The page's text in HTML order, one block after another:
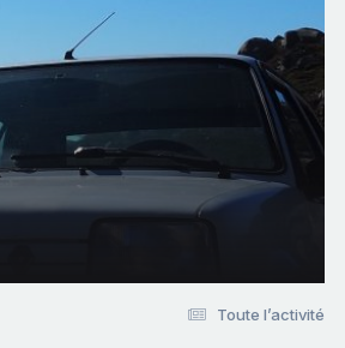
Toute l’activité